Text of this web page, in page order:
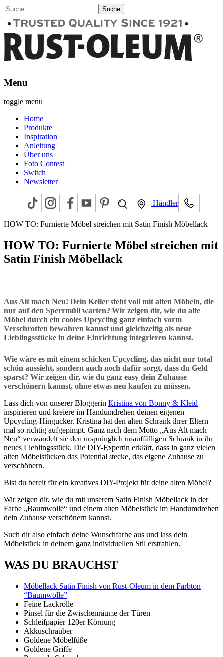
Menu
toggle menu
Home
Produkte
Inspiration
Anleitung
Über uns
Foto Contest
Switch
Newsletter
Händler
HOW TO: Furnierte Möbel streichen mit Satin Finish Möbellack
HOW TO: Furnierte Möbel streichen mit
Satin Finish Möbellack
Aus Alt mach Neu! Dein Keller steht voll mit alten Möbeln, die
nur auf den Sperrmüll warten? Wir zeigen dir, wie du alte
Möbel durch ein cooles Upcycling ganz einfach vorm
Verschrotten bewahren kannst und gleichzeitig als neue
Lieblingsstücke in deine Einrichtung integrieren kannst.
Wie wäre es mit einem schicken Upcycling, das nicht nur total
schön aussieht, sondern auch noch dafür sorgt, dass du Geld
sparst? Wir zeigen dir, wie du ganz easy dein Zuhause
verschönern kannst, ohne etwas neu kaufen zu müssen.
Lass dich von unserer Bloggerin Kristina von Bonny & Kleid
inspirieren und kreiere im Handumdrehen deinen eigenen
Upcycling-Hingucker. Kristina hat den alten Schrank ihrer Eltern
mal so richtig aufgepimpt. Ganz nach dem Motto „Aus Alt mach
Neu“ verwandelt sie den ursprünglich unauffälligen Schrank in ihr
neues Lieblingsstück. Die DIY-Expertin erklärt, dass in ganz vielen
alten Möbelstücken das Potential stecke, das eigene Zuhause zu
verschönern.
Bist du bereit für ein kreatives DIY-Projekt für deine alten Möbel?
Wir zeigen dir, wie du mit unserem Satin Finish Möbellack in der
Farbe „Baumwolle“ und einem alten Möbelstück im Handumdrehen
dein Zuhause verschönern kannst.
Such dir also einfach deine Wunschfarbe aus und lass dein
Möbelstück in deinem ganz individuellen Stil erstrahlen.
WAS DU BRAUCHST
Möbellack Satin Finish von Rust-Oleum in dem Farbton
“Baumwolle”
Feine Lackrolle
Pinsel für die Zwischenräume der Türen
Schleifpapier 120er Körnung
Akkuschrauber
Goldene Möbelfüße
Goldene Griffe